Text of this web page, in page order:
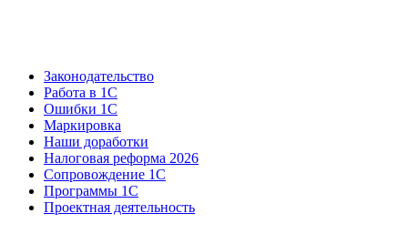
Законодательство
Работа в 1С
Ошибки 1С
Маркировка
Наши доработки
Налоговая реформа 2026
Сопровождение 1С
Программы 1С
Проектная деятельность